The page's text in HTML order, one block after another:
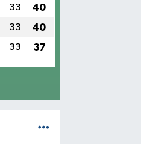
33 40
33 40
33 37